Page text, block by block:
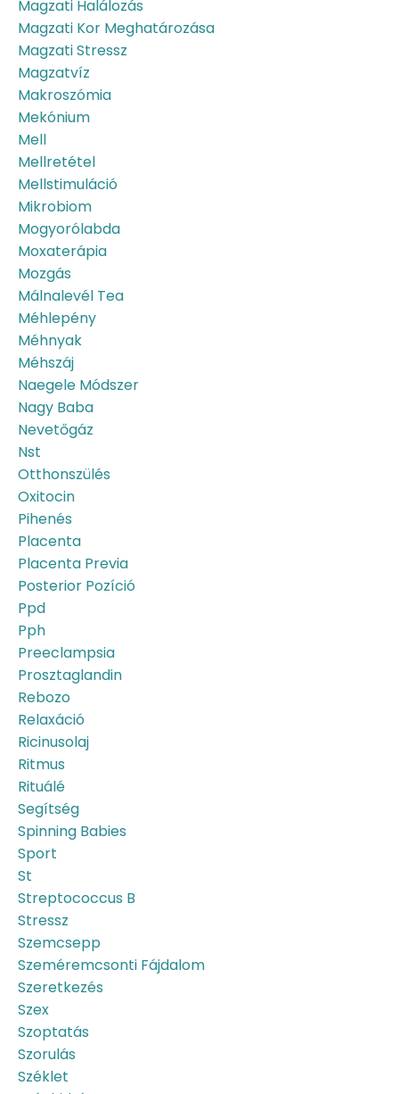
Magzati Halálozás
Magzati Kor Meghatározása
Magzati Stressz
Magzatvíz
Makroszómia
Mekónium
Mell
Mellretétel
Mellstimuláció
Mikrobiom
Mogyorólabda
Moxaterápia
Mozgás
Málnalevél Tea
Méhlepény
Méhnyak
Méhszáj
Naegele Módszer
Nagy Baba
Nevetőgáz
Nst
Otthonszülés
Oxitocin
Pihenés
Placenta
Placenta Previa
Posterior Pozíció
Ppd
Pph
Preeclampsia
Prosztaglandin
Rebozo
Relaxáció
Ricinusolaj
Ritmus
Rituálé
Segítség
Spinning Babies
Sport
St
Streptococcus B
Stressz
Szemcsepp
Szeméremcsonti Fájdalom
Szeretkezés
Szex
Szoptatás
Szorulás
Széklet